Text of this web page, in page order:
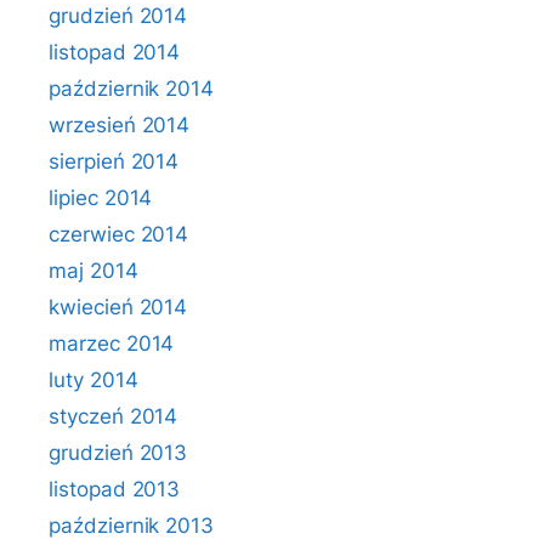
grudzień 2014
listopad 2014
październik 2014
wrzesień 2014
sierpień 2014
lipiec 2014
czerwiec 2014
maj 2014
kwiecień 2014
marzec 2014
luty 2014
styczeń 2014
grudzień 2013
listopad 2013
październik 2013